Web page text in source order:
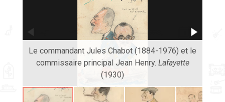
Le commandant Jules Chabot (1884-1976) et le
commissaire principal Jean Henry. Lafayette
(1930)